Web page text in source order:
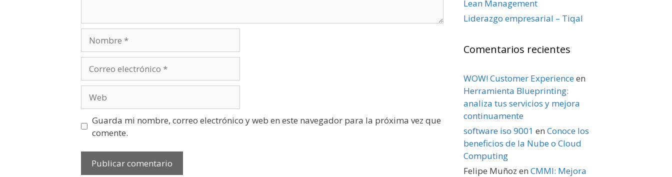
Guarda mi nombre, correo electrónico y web en este navegador para la próxima vez que
comente.
Lean Management
Liderazgo empresarial – Tiqal
Comentarios recientes
WOW! Customer Experienceen
Herramienta Blueprinting:
analiza tus servicios y mejora
continuamente
software iso 9001 en Conoce los
beneficios de la Nube o Cloud
Computing
Felipe Muñoz en CMMI: Mejora